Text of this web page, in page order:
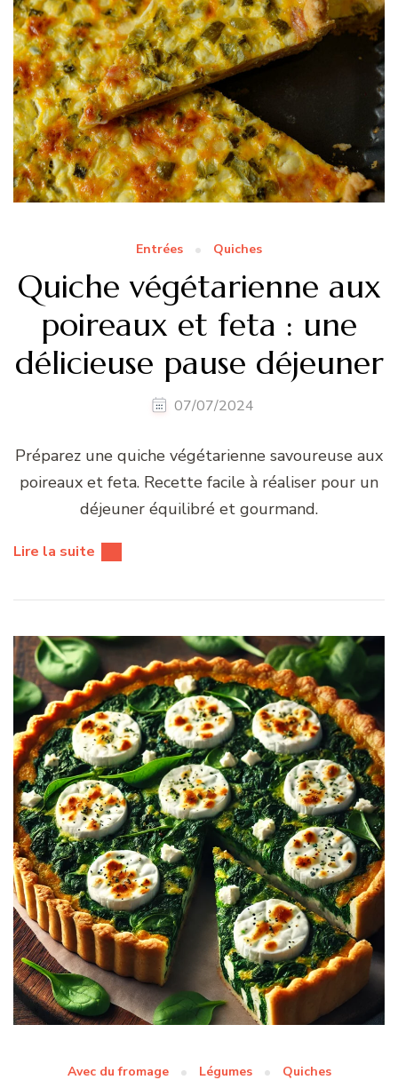
Entrées Quiches
Quiche végétarienne aux
poireaux et feta : une
délicieuse pause déjeuner
07/07/2024
Préparez une quiche végétarienne savoureuse aux
poireaux et feta. Recette facile à réaliser pour un
déjeuner équilibré et gourmand.
Lire la suite
Avec du fromage Légumes Quiches